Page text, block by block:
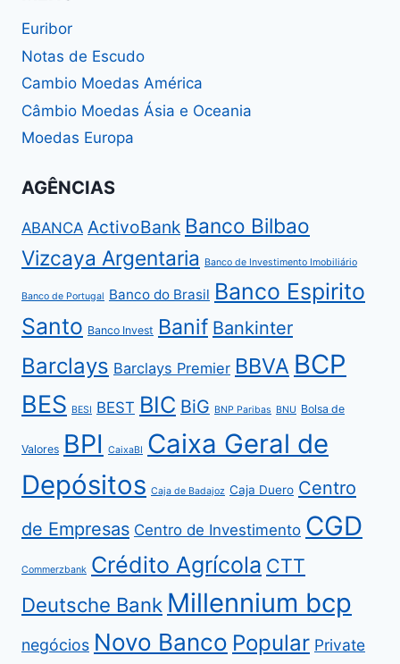
Euribor
Notas de Escudo
Cambio Moedas América
Câmbio Moedas Ásia e Oceania
Moedas Europa
AGÊNCIAS
ABANCA ActivoBank Banco Bilbao
Vizcaya Argentaria
Banco de Investimento Imobiliário
Banco de Portugal Banco do Brasil Banco Espirito
Santo Banco Invest Banif Bankinter
Barclays Barclays Premier BBVA BCP
BES BESI BEST BIC BiG BNP Paribas BNU Bolsa de
Valores BPI CaixaBI Caixa Geral de
Depósitos Caja de Badajoz Caja Duero Centro
de Empresas Centro de Investimento CGD
Commerzbank Crédito Agrícola CTT
Deutsche Bank Millennium bcp
negócios Novo Banco Popular Private